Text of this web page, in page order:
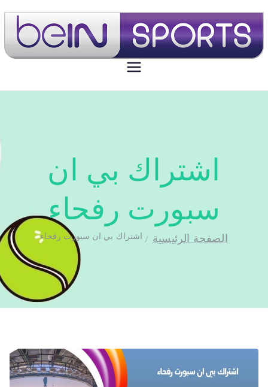
بي ان سبورت الكويت
تجديد اشتراك بي ان سبورت اون لاين
اشتراك بي ان
سبورت رفحاء
الصفحة الرئيسية اشتراك بي ان سبورت رفحاء